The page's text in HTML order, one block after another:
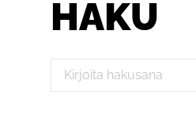
HAKU
Haku